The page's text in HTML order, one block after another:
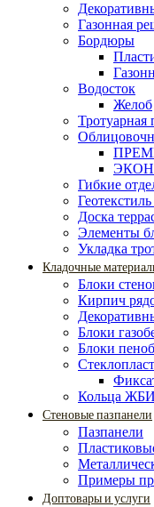
Газонная
Бордюры
Водосток
Желоб
Тротуарная
Гибкие
Доска
Элементы
Укладка
Кладочные
Блоки
Кирпич
Блоки
Блоки
Кольца ЖБИ
Стеновые пазпанели
Пазпанели
Примеры
Доптовары и услуги